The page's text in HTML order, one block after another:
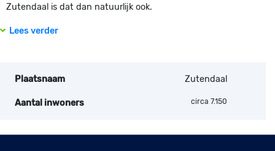
Zutendaal is dat dan natuurlijk ook.
Lees verder
Plaatsnaam Zutendaal
Aantal inwoners circa 7.150